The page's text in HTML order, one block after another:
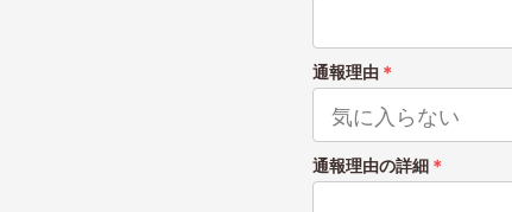
通報理由 ＊
通報理由の詳細 ＊